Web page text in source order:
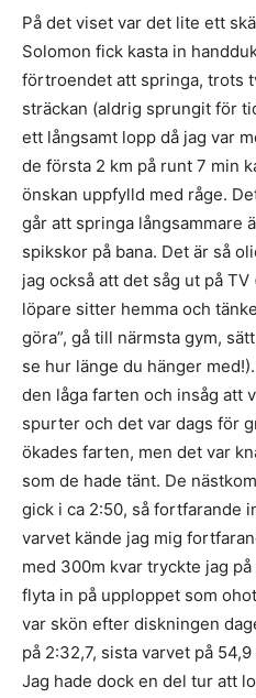
På det viset var det lite ett
Solomon fick kasta in
förtroendet att springa, trots
sträckan (aldrig sprungit för
ett långsamt lopp då jag var
de första 2 km på runt 7 min
önskan uppfylld med råge.
går att springa långsammare
spikskor på bana. Det är så
jag också att det såg ut på
löpare sitter hemma och
göra”, gå till närmsta gym,
se hur länge du hänger
den låga farten och insåg att
spurter och det var dags för
ökades farten, men det var
som de hade tänt. De
gick i ca 2:50, så fortfarande
varvet kände jag mig
med 300m kvar tryckte jag
flyta in på upploppet som
var skön efter diskningen
på 2:32,7, sista varvet på
Jag hade dock en del tur att